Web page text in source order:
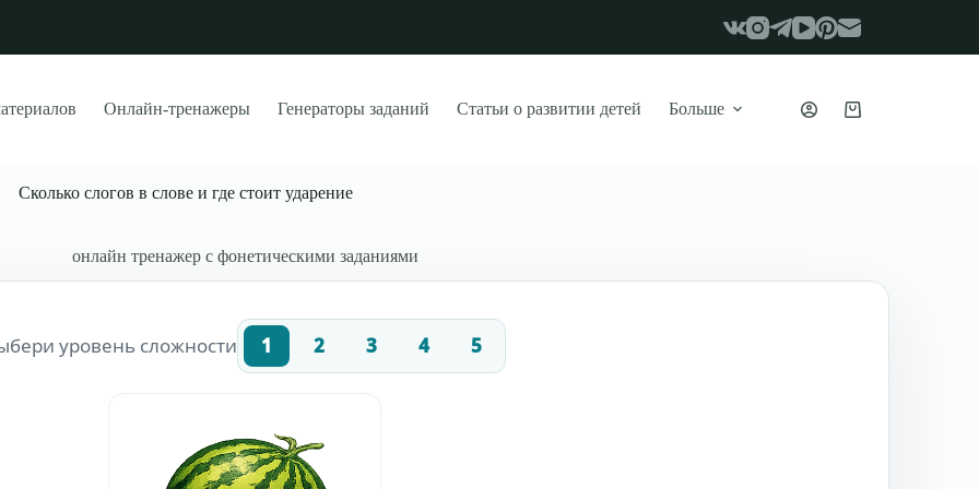
Онлайн-тренажеры Генераторы заданий Статьи о развитии детей Больше Корзина
Сколько слогов в слове и где стоит ударение
онлайн тренажер с фонетическими заданиями
уровень сложности 1 2 3 4 5